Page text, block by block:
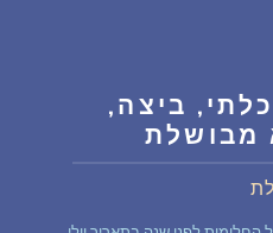
ביצה,
מבושלת